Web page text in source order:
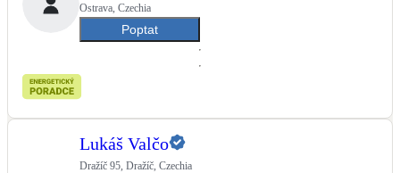
Ostrava, Czechia
Poptat
Lukáš Valčo
Dražíč 95, Dražíč, Czechia